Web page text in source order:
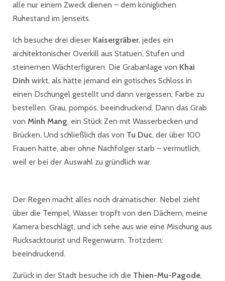
alle nur einem Zweck dienen – dem königlichen
Ruhestand im Jenseits.
Ich besuche drei dieser Kaisergräber, jedes ein
architektonischer Overkill aus Statuen, Stufen und
steinernen Wächterfiguren. Die Grabanlage von Khai
Dinh wirkt, als hätte jemand ein gotisches Schloss in
einen Dschungel gestellt und dann vergessen, Farbe zu
bestellen. Grau, pompös, beeindruckend. Dann das Grab
von Minh Mang, ein Stück Zen mit Wasserbecken und
Brücken. Und schließlich das von Tu Duc, der über 100
Frauen hatte, aber ohne Nachfolger starb – vermutlich,
weil er bei der Auswahl zu gründlich war.
Der Regen macht alles noch dramatischer. Nebel zieht
über die Tempel, Wasser tropft von den Dächern, meine
Kamera beschlägt, und ich sehe aus wie eine Mischung aus
Rucksacktourist und Regenwurm. Trotzdem:
beeindruckend.
Zurück in der Stadt besuche ich die Thien-Mu-Pagode,